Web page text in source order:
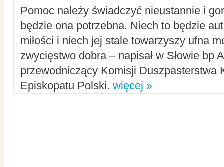
Pomoc należy świadczyć nieustannie i
będzie ona potrzebna. Niech to będzie
miłości i niech jej stale towarzyszy ufna
zwycięstwo dobra – napisał w Słowie bp
przewodniczący Komisji Duszpasterstwa
Episkopatu Polski. więcej »